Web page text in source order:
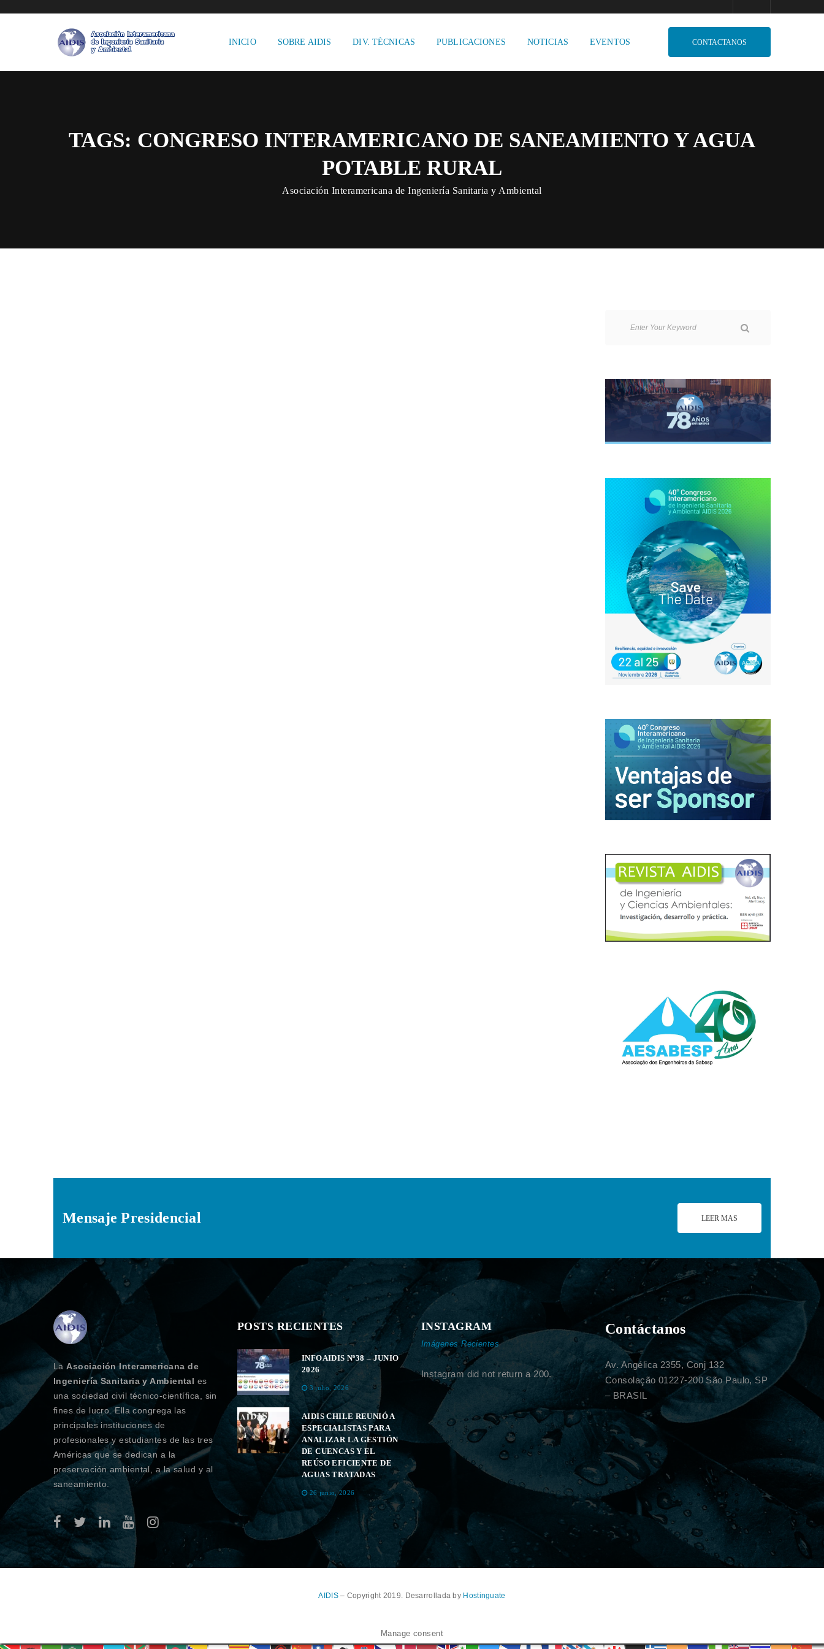
INICIO SOBRE AIDIS DIV. TÉCNICAS PUBLICACIONES NOTICIAS EVENTOS CONTACTANOS
TAGS: CONGRESO INTERAMERICANO DE SANEAMIENTO Y AGUA
POTABLE RURAL
Asociación Interamericana de Ingeniería Sanitaria y Ambiental
Mensaje Presidencial LEER MAS
LaAsociación Interamericana de
Ingeniería Sanitaria y Ambiental es
una sociedad civil técnico-científica, sin
fines de lucro. Ella congrega las
principales instituciones de
profesionales y estudiantes de las tres
Américas que se dedican a la
preservación ambiental, a la salud y al
saneamiento.
POSTS RECIENTES
INFOAIDIS Nº38 – JUNIO
2026
3 julio, 2026
AIDIS CHILE REUNIÓ A
ESPECIALISTAS PARA
ANALIZAR LA GESTIÓN
DE CUENCAS Y EL
REÚSO EFICIENTE DE
AGUAS TRATADAS
26 junio, 2026
INSTAGRAM
Imágenes Recientes
Instagram did not return a 200.
Contáctanos
Av. Angélica 2355, Conj 132
Consolação 01227-200 São Paulo, SP
– BRASIL
AIDIS– Copyright 2019. Desarrollada by Hostinguate
Manage consent